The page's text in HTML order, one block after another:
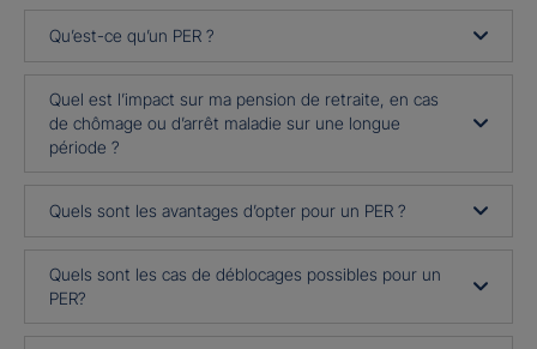
Qu’est-ce qu’un PER ?
Quel est l’impact sur ma pension de retraite, en cas
de chômage ou d’arrêt maladie sur une longue
période ?
Quels sont les avantages d’opter pour un PER ?
Quels sont les cas de déblocages possibles pour un
PER?